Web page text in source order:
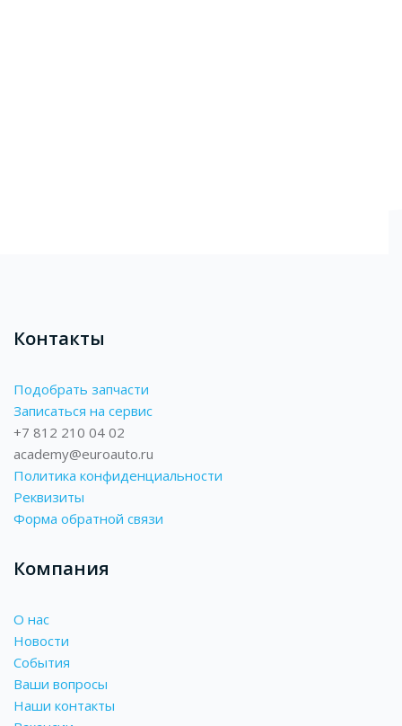
Контакты
Подобрать запчасти
Записаться на сервис
+7 812 210 04 02
academy@euroauto.ru
Политика конфиденциальности
Реквизиты
Форма обратной связи
Компания
О нас
Новости
События
Ваши вопросы
Наши контакты